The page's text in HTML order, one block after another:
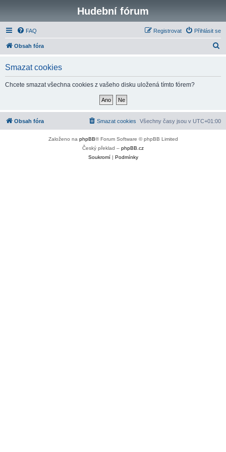
Hudební fórum
FAQ Přihlásit se
Registrovat
Obsah fóra
Smazat cookies
Chcete smazat všechna cookies z vašeho disku uložená tímto fórem?
Obsah fóra Všechny časy jsou v UTC+01:00
Smazat cookies
Založeno na phpBB® Forum Software © phpBB Limited
Český překlad – phpBB.cz
Soukromí| Podmínky